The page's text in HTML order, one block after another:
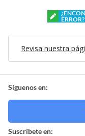
ERROR?
Revisa nuestra
Síguenos en:
Suscríbete en: